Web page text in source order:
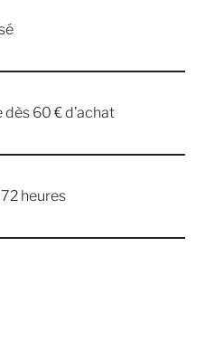
60 € d’achat
heures